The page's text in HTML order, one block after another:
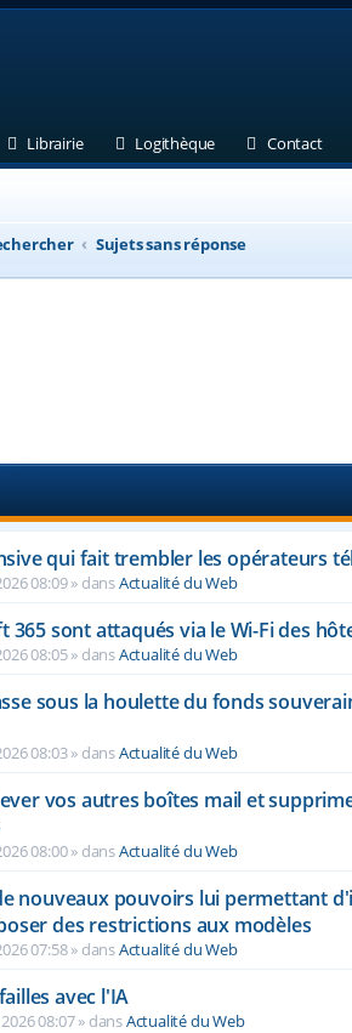
un nouvel onglet)
Librairie(Ouvre un nouvel onglet)
Logithèque(Ouvre un nouvel
Contact
Sujets sans réponse
qui fait trembler les opérateurs
08:09» dansActualité du Web
365 sont attaqués via le Wi-Fi des
08:05» dansActualité du Web
sous la houlette du fonds
08:03» dansActualité du Web
vos autres boîtes mail et
08:00» dansActualité du Web
nouveaux pouvoirs lui permettant
des restrictions aux modèles
07:58» dansActualité du Web
avec l'IA
08:07» dansActualité du Web